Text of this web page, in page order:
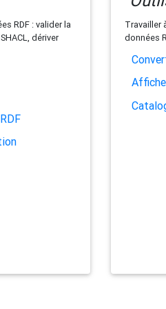
RDF : valider la
dériver
Travailler
données